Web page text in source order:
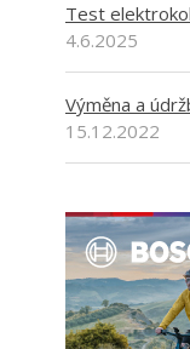
Test
4.6.2025
Výměna a
15.12.2022